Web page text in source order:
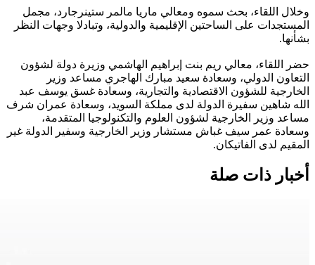
وخلال اللقاء، بحث سموه ومعالي ماريا مالمر ستينرجارد، مجمل
المستجدات على الساحتين الإقليمية والدولية، وتبادلا وجهات النظر
بشأنها.
حضر اللقاء، معالي ريم بنت إبراهيم الهاشمي وزيرة دولة لشؤون
التعاون الدولي، وسعادة سعيد مبارك الهاجري مساعد وزير
الخارجية للشؤون الاقتصادية والتجارية، وسعادة غسق يوسف عبد
الله شاهين سفيرة الدولة لدى مملكة السويد، وسعادة عمران شرف
مساعد وزير الخارجية لشؤون العلوم والتكنولوجيا المتقدمة،
وسعادة عمر سيف غباش مستشار وزير الخارجية وسفير الدولة غير
المقيم لدى الفاتيكان.
أخبار ذات صلة